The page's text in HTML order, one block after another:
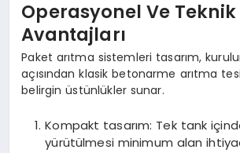
Operasyonel Ve Teknik
Avantajları
Paket arıtma sistemleri tasarım,
açısından klasik betonarme arıtma
belirgin üstünlükler sunar.
Kompakt tasarım: Tek tank
yürütülmesi minimum alan